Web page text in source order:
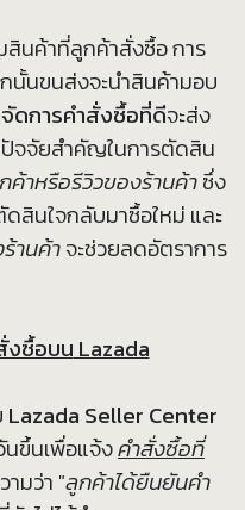
สินค้าที่ลูกค้าสั่งซื้อ การ
นั้นขนส่งจะนำสินค้ามอบ
ดการคำสั่งซื้อที่ดีจะส่ง
ปัจจัยสำคัญในการตัดสิน
าหรือรีวิวของร้านค้าซึ่ง
สินใจกลับมาซื้อใหม่ และ
านค้าจะช่วยลดอัตราการ
งซื้อบน Lazada
Lazada Seller Center
นขึ้นเพื่อแจ้งคำสั่งซื้อที่
มว่า "ลูกค้าได้ยืนยันคำ